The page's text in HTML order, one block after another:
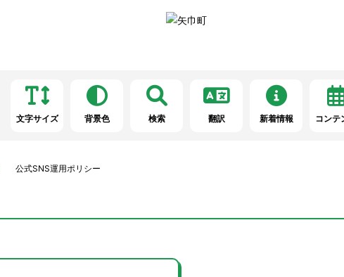
文字サイズ 背景色 検索 翻訳 新着情報 コンテ
公式SNS運用ポリシー